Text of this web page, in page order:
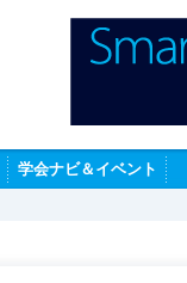
学会ナビ＆イベント